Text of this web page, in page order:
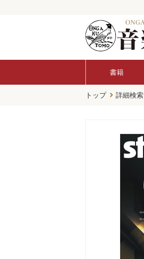
書籍
トップ 詳細検索